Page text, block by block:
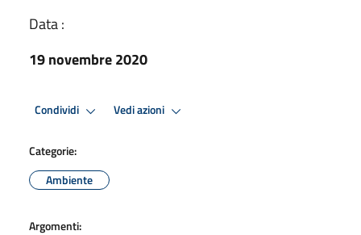
Data :
19 novembre 2020
Condividi Vedi azioni
Categorie:
Ambiente
Argomenti: